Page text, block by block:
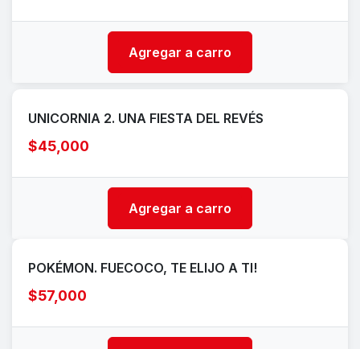
Agregar a carro
UNICORNIA 2. UNA FIESTA DEL REVÉS
$45,000
Agregar a carro
POKÉMON. FUECOCO, TE ELIJO A TI!
$57,000